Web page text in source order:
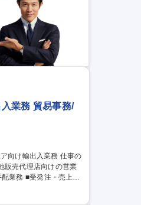
職種 東京
業務 貿易事務/
販売代理店向けの営業
【仕事の魅力】世界